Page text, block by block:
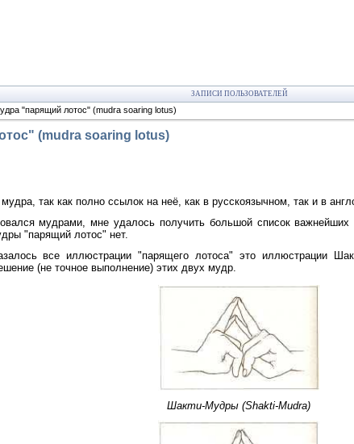
ЗАПИСИ ПОЛЬЗОВАТЕЛЕЙ
"парящий лотос" (mudra soaring lotus)
(mudra soaring lotus)
так как полно ссылок на неё, как в русскоязычном, так и в
мудрами, мне удалось получить большой список
"парящий лотос" нет.
все иллюстрации "парящего лотоса" это иллюстрации
(не точное выполнение) этих двух мудр.
Шакти-Мудры (Shakti-Mudra)